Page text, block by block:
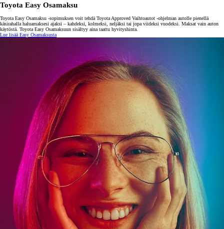
Toyota Easy Osamaksu
Toyota Easy Osamaksu -sopimuksen voit tehdä Toyota Approved Vaihtoautot -ohjelman autolle pienellä
käsirahalla haluamaksesi ajaksi – kahdeksi, kolmeksi, neljäksi tai jopa viideksi vuodeksi. Maksat vain auton
käytöstä. Toyota Easy Osamaksuun sisältyy aina taattu hyvityshinta.
Lue lisää Easy Osamaksusta